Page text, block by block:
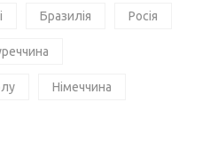
Бразилія Росія
Німеччина